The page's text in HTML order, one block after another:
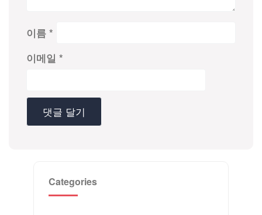
이름 *
이메일 *
Categories